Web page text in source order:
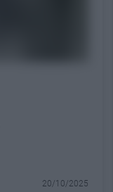
20/10/2025